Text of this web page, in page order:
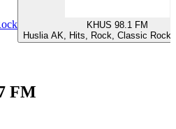
KHUS 98.1 FM
Huslia AK, Hits, Rock, Classic Rock,
FM